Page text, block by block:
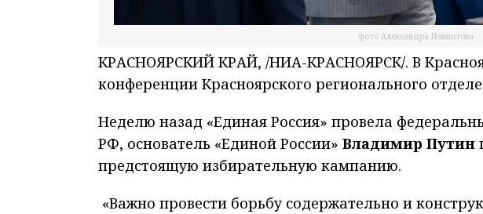
фото Александра Паниотова
КРАСНОЯРСКИЙ КРАЙ, /НИА-КРАСНОЯРСК/. В
конференции Красноярского регионального
Неделю назад «Единая Россия» провела
РФ, основатель «Единой России» Владимир Путин
предстоящую избирательную кампанию.
«Важно провести борьбу содержательно и